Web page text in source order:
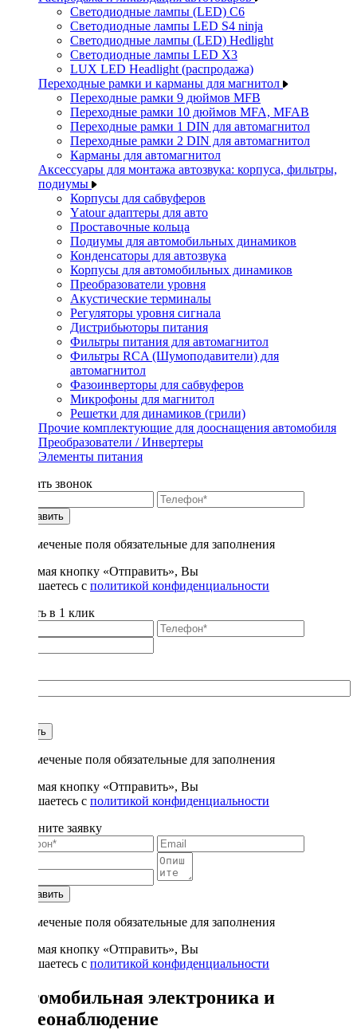
Светодиодные лампы (LED) C6
Светодиодные лампы LED S4 ninja
Светодиодные лампы (LED) Hedlight
Светодиодные лампы LED X3
LUX LED Headlight (распродажа)
Переходные рамки и карманы для магнитол
Переходные рамки 9 дюймов MFB
Переходные рамки 10 дюймов MFA, MFAB
Переходные рамки 1 DIN для автомагнитол
Переходные рамки 2 DIN для автомагнитол
Карманы для автомагнитол
Аксессуары для монтажа автозвука: корпуса, фильтры,
подиумы
Корпусы для сабвуферов
Yаtour адаптеры для авто
Проставочные кольца
Подиумы для автомобильных динамиков
Конденсаторы для автозвука
Корпусы для автомобильных динамиков
Преобразователи уровня
Акустические терминалы
Регуляторы уровня сигнала
Дистрибьюторы питания
Фильтры питания для автомагнитол
Фильтры RCA (Шумоподавители) для
автомагнитол
Фазоинверторы для сабвуферов
Микрофоны для магнитол
Решетки для динамиков (грили)
Прочие комплектующие для дооснащения автомобиля
Преобразователи / Инвертеры
Элементы питания
Заказать звонок
Отправить
* - отмеченые поля обязательные для заполнения
Нажимая кнопку «Отправить», Вы
соглашаетесь с политикой конфиденциальности
Купить в 1 клик
Купить
* - отмеченые поля обязательные для заполнения
Нажимая кнопку «Отправить», Вы
соглашаетесь с политикой конфиденциальности
Заполните заявку
Отправить
* - отмеченые поля обязательные для заполнения
Нажимая кнопку «Отправить», Вы
соглашаетесь с политикой конфиденциальности
Автомобильная электроника и
видеонаблюдение